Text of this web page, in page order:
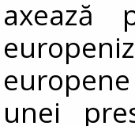
axează
unei